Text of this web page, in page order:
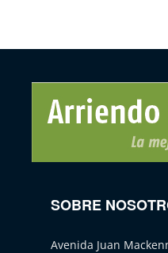
SOBRE
Avenida Juan